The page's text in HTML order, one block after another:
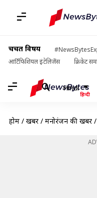
चर्चित विषय
आर्टिफिशियल इंटेलिजेंस
क्रिकेट
Hindi
होम / खबरें / मनोरंजन की खबरें /